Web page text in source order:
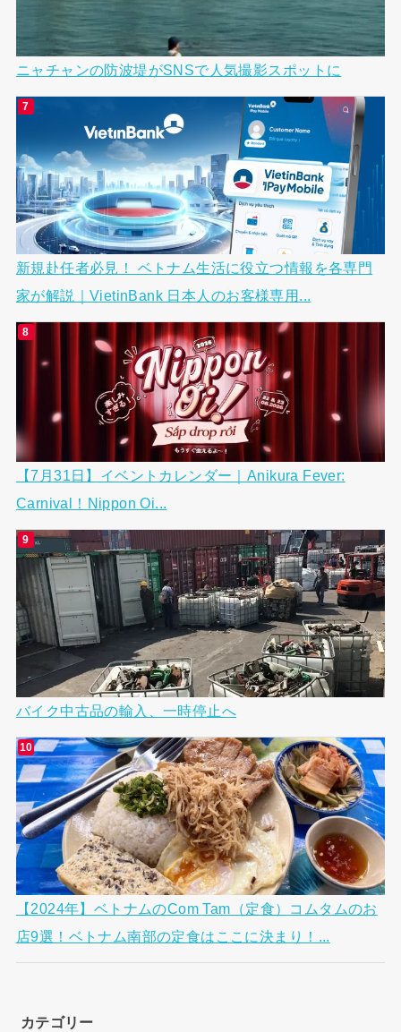
ニャチャンの防波堤がSNSで人気撮影スポットに
新規赴任者必見！ ベトナム生活に役立つ情報を各専門
家が解説｜VietinBank 日本人のお客様専用...
【7月31日】イベントカレンダー｜Anikura Fever:
Carnival！Nippon Oi...
バイク中古品の輸入、一時停止へ
【2024年】ベトナムのCom Tam（定食）コムタムのお
店9選！ベトナム南部の定食はここに決まり！...
カテゴリー